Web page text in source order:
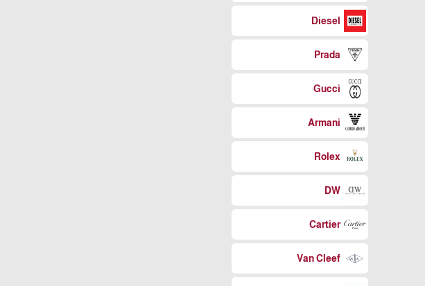
Diesel
Prada
Gucci
Armani
Rolex
DW
Cartier
Van Cleef